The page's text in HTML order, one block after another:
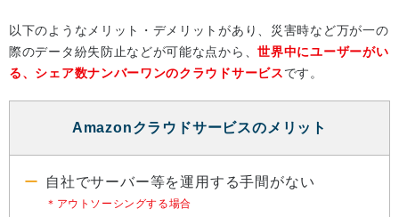
以下のようなメリット・デメリットがあり、災害時など万が一の
際のデータ紛失防止などが可能な点から、世界中にユーザーがい
る、シェア数ナンバーワンのクラウドサービスです。
Amazonクラウドサービスのメリット
自社でサーバー等を運用する手間がない
＊アウトソーシングする場合